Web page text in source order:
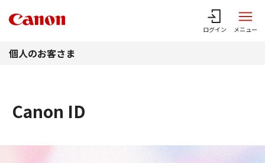
ログイン メニュー
個人のお客さま
Canon ID